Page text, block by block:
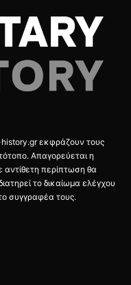
εκφράζουν τους
Απαγορεύεται η
περίπτωση θα
το δικαίωμα ελέγχου
συγγραφέα τους.